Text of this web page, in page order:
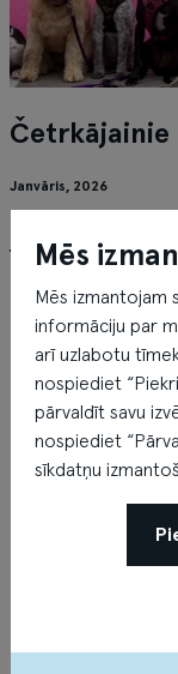
Četrkājainie
Janvāris, 2026
Mēs
Mēs izmantojam
informāciju par
arī uzlabotu
nospiediet
pārvaldīt savu
nospiediet
sīkdatņu